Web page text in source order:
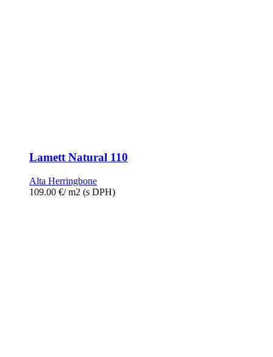
Lamett Natural 110
Alta Herringbone
109.00 €/ m2 (s DPH)